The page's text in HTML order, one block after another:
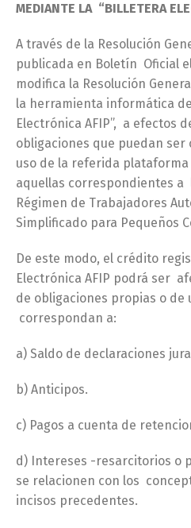
MEDIANTE LA “BILLETERA
A través de la Resolución
publicada en Boletín Oficial
modifica la Resolución
la herramienta informática
Electrónica AFIP”, a efectos
obligaciones que puedan
uso de la referida
aquellas correspondientes a
Régimen de Trabajadores
Simplificado para Pequeños
De este modo, el crédito
Electrónica AFIP podrá ser
de obligaciones propias o de
correspondan a:
a) Saldo de declaraciones
b) Anticipos.
c) Pagos a cuenta de
d) Intereses -resarcitorios o
se relacionen con los
incisos precedentes.